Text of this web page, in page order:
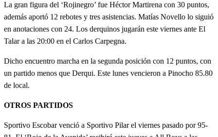
La gran figura del ‘Rojinegro’ fue Héctor Martirena con 30 puntos,
además aportó 12 rebotes y tres asistencias. Matías Novello lo siguió
en anotaciones con 24. Los derquinos jugarán este viernes ante El
Talar a las 20:00 en el Carlos Carpegna.
Dicho encuentro marcha en la segunda posición con 12 puntos, con
un partido menos que Derqui. Este lunes vencieron a Pinocho 85.80
de local.
OTROS PARTIDOS
Sportivo Escobar venció a Sportivo Pilar el viernes pasado por 95-